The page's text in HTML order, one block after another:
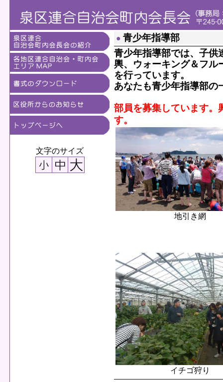
文字のサイズ
● 青少年指導部
青少年指導部では、子供
輿、ウォーキング＆フ
を行っています。
あなたも青少年指導部
部員を募集しています。
す。
地引き網
イチゴ狩り